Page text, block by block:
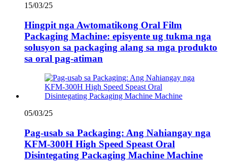
15/03/25
Hingpit nga Awtomatikong Oral Film
Packaging Machine: episyente ug tukma nga
solusyon sa packaging alang sa mga produkto
sa oral pag-atiman
05/03/25
Pag-usab sa Packaging: Ang Nahiangay nga
KFM-300H High Speed ​​Speast Oral
Disintegating Packaging Machine Machine